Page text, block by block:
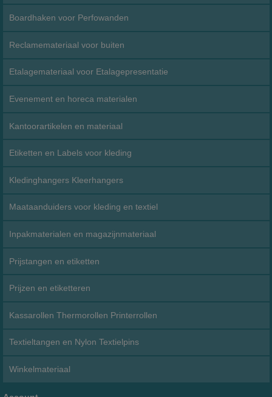
Boardhaken voor Perfowanden
Reclamemateriaal voor buiten
Etalagemateriaal voor Etalagepresentatie
Evenement en horeca materialen
Kantoorartikelen en materiaal
Etiketten en Labels voor kleding
Kledinghangers Kleerhangers
Maataanduiders voor kleding en textiel
Inpakmaterialen en magazijnmateriaal
Prijstangen en etiketten
Prijzen en etiketteren
Kassarollen Thermorollen Printerrollen
Textieltangen en Nylon Textielpins
Winkelmateriaal